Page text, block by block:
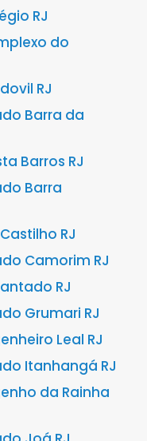
RJ
do
RJ
Barra da
Barros RJ
Barra
RJ
Camorim RJ
RJ
Grumari RJ
Leal RJ
Itanhangá RJ
da Rainha